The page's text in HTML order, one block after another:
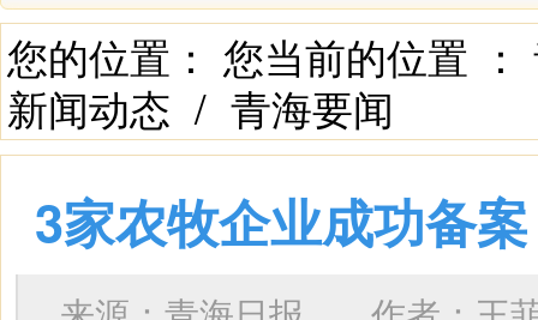
您的位置： 您当前的位置 ：
新闻动态 / 青海要闻
3家农牧企业成功备